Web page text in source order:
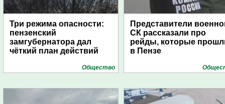
Три режима опасности:
пензенский
замгубернатора дал
чёткий план действий
Общество
Представители
СК рассказали про
рейды, которые
в Пензе